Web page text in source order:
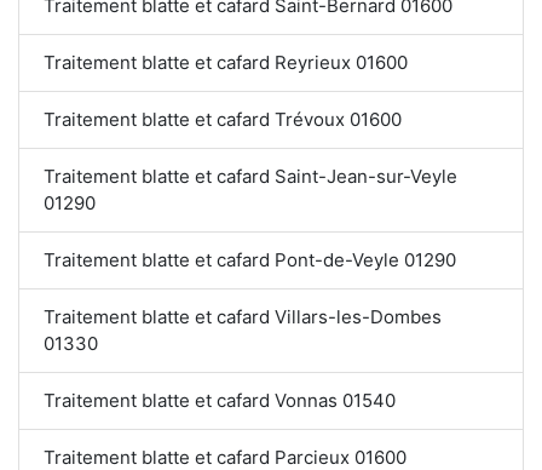
Traitement blatte et cafard Saint-Bernard 01600
Traitement blatte et cafard Reyrieux 01600
Traitement blatte et cafard Trévoux 01600
Traitement blatte et cafard Saint-Jean-sur-Veyle
01290
Traitement blatte et cafard Pont-de-Veyle 01290
Traitement blatte et cafard Villars-les-Dombes
01330
Traitement blatte et cafard Vonnas 01540
Traitement blatte et cafard Parcieux 01600